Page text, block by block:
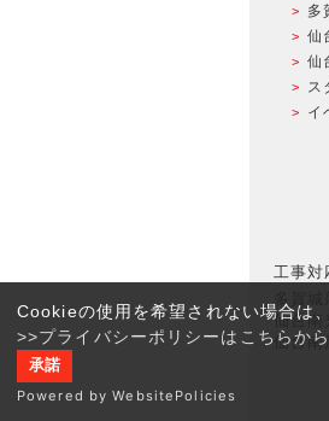
Cookieの使用を希望されない場合は
>>プライバシーポリシーはこちらから
承諾
Powered by WebsitePolicies
多
仙
仙
ス
イ
工事対
仙台南
仙台